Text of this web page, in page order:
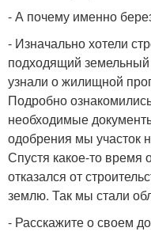
- А почему именно
- Изначально хотели
подходящий земельный
узнали о жилищной
Подробно
необходимые
одобрения мы участок
Спустя какое-то время
отказался от
землю. Так мы стали
- Расскажите о своем